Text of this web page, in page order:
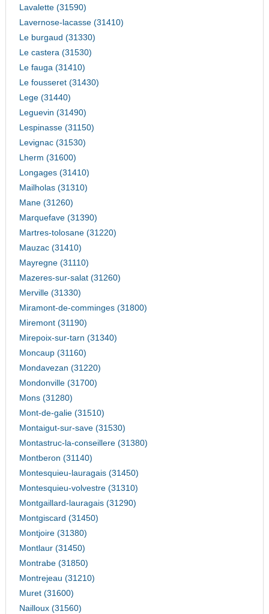
Lavalette (31590)
Lavernose-lacasse (31410)
Le burgaud (31330)
Le castera (31530)
Le fauga (31410)
Le fousseret (31430)
Lege (31440)
Leguevin (31490)
Lespinasse (31150)
Levignac (31530)
Lherm (31600)
Longages (31410)
Mailholas (31310)
Mane (31260)
Marquefave (31390)
Martres-tolosane (31220)
Mauzac (31410)
Mayregne (31110)
Mazeres-sur-salat (31260)
Merville (31330)
Miramont-de-comminges (31800)
Miremont (31190)
Mirepoix-sur-tarn (31340)
Moncaup (31160)
Mondavezan (31220)
Mondonville (31700)
Mons (31280)
Mont-de-galie (31510)
Montaigut-sur-save (31530)
Montastruc-la-conseillere (31380)
Montberon (31140)
Montesquieu-lauragais (31450)
Montesquieu-volvestre (31310)
Montgaillard-lauragais (31290)
Montgiscard (31450)
Montjoire (31380)
Montlaur (31450)
Montrabe (31850)
Montrejeau (31210)
Muret (31600)
Nailloux (31560)